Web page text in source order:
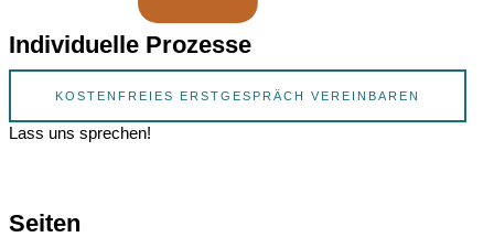
Individuelle Prozesse
KOSTENFREIES ERSTGESPRÄCH VEREINBAREN
Lass uns sprechen!
Seiten